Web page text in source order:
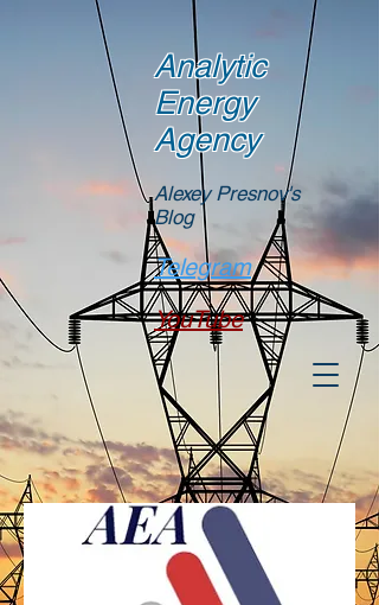
Analytic
Energy
Agency
Alexey Presnov's
Blog
Telegram
YouTube